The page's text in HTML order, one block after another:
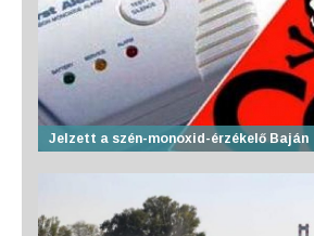
Jelzett a szén-monoxid-érzékelő Baján